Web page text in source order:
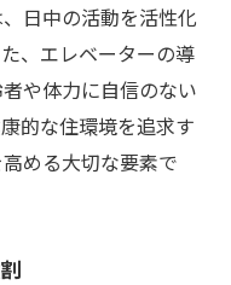
日中の活動を活性化
、エレベーターの導
や体力に自信のない
的な住環境を追求す
める大切な要素で